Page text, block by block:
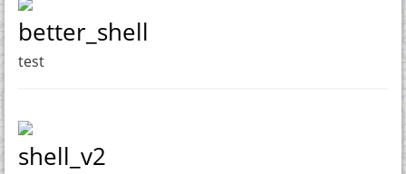
better_shell
test
shell_v2